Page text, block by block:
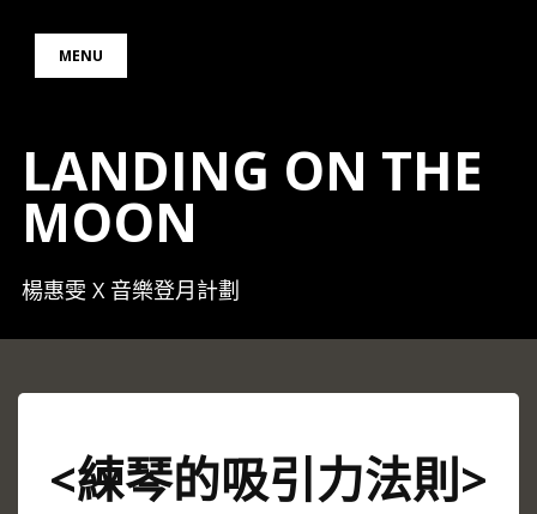
content
MENU
LANDING ON THE
MOON
楊惠雯 X 音樂登月計劃
<練琴的吸引力法則>